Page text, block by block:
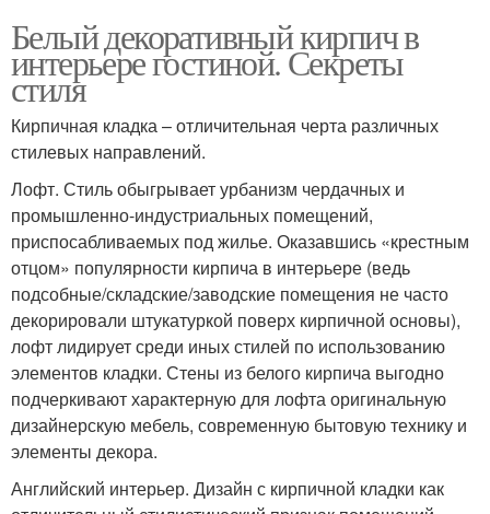
Белый декоративный кирпич в
интерьере гостиной. Секреты
стиля
Кирпичная кладка – отличительная черта различных
стилевых направлений.
Лофт. Стиль обыгрывает урбанизм чердачных и
промышленно-индустриальных помещений,
приспосабливаемых под жилье. Оказавшись «крестным
отцом» популярности кирпича в интерьере (ведь
подсобные/складские/заводские помещения не часто
декорировали штукатуркой поверх кирпичной основы),
лофт лидирует среди иных стилей по использованию
элементов кладки. Стены из белого кирпича выгодно
подчеркивают характерную для лофта оригинальную
дизайнерскую мебель, современную бытовую технику и
элементы декора.
Английский интерьер. Дизайн с кирпичной кладки как